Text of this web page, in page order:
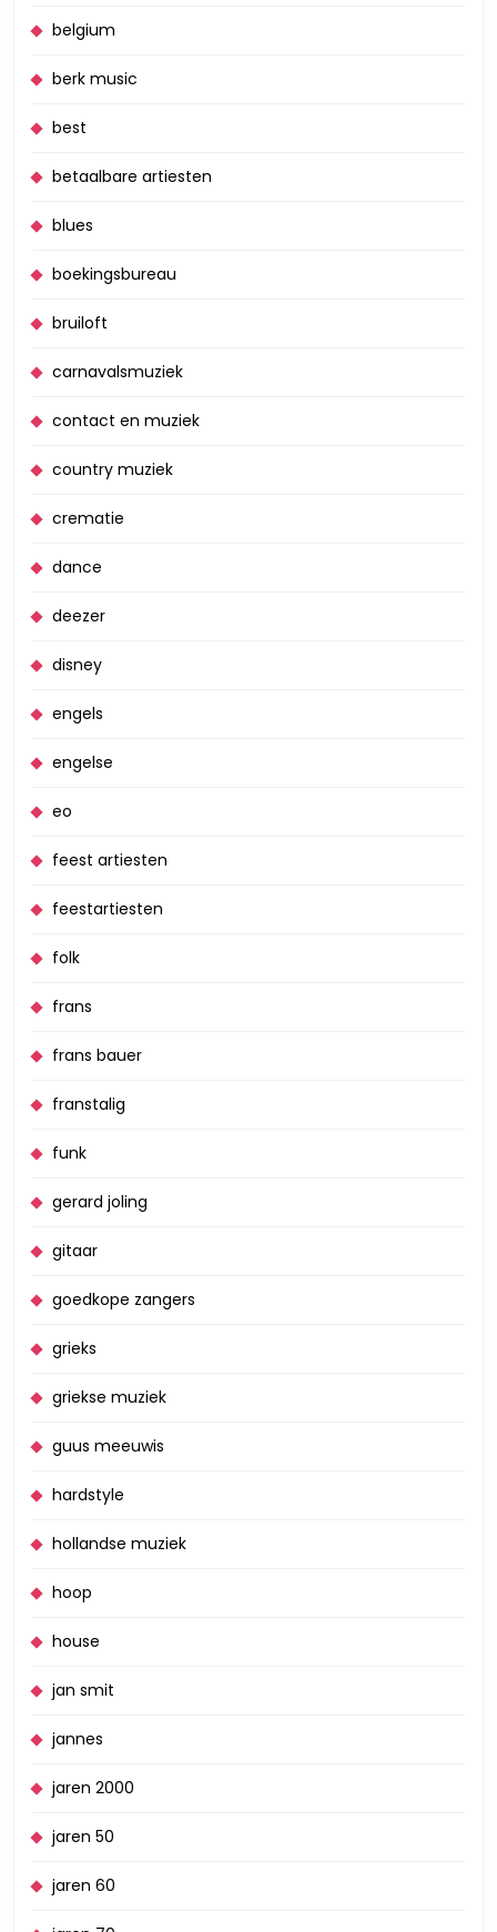
belgium
berk music
best
betaalbare artiesten
blues
boekingsbureau
bruiloft
carnavalsmuziek
contact en muziek
country muziek
crematie
dance
deezer
disney
engels
engelse
eo
feest artiesten
feestartiesten
folk
frans
frans bauer
franstalig
funk
gerard joling
gitaar
goedkope zangers
grieks
griekse muziek
guus meeuwis
hardstyle
hollandse muziek
hoop
house
jan smit
jannes
jaren 2000
jaren 50
jaren 60